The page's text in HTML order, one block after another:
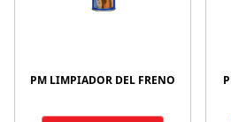
PM LIMPIADOR DEL FRENO